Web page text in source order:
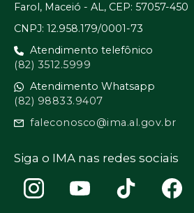
Farol, Maceió - AL, CEP: 57057-450
CNPJ: 12.958.179/0001-73
Atendimento telefônico
(82) 3512.5999
Atendimento Whatsapp
(82) 98833.9407
faleconosco@ima.al.gov.br
Siga o IMA nas redes sociais